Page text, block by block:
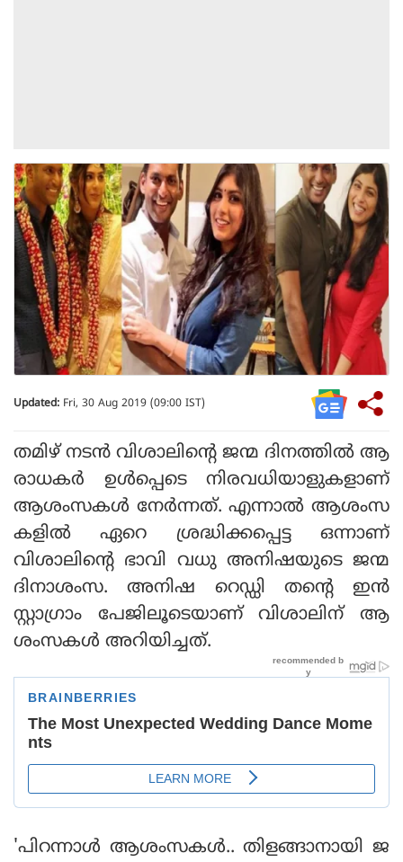
Updated: Fri, 30 Aug 2019 (09:00 IST)
തമിഴ് നടൻ വിശാലിന്റെ ജന്മ ദിനത്തിൽ ആ
രാധകർ ഉൾപ്പെടെ നിരവധിയാളുകളാണ്
ആശംസകൾ നേർന്നത്. എന്നാൽ ആശംസ
കളിൽ ഏറെ ശ്രദ്ധിക്കപ്പെട്ട ഒന്നാണ്
വിശാലിന്റെ ഭാവി വധു അനിഷയുടെ ജന്മ
ദിനാശംസ. അനിഷ റെഡ്ഡി തന്റെ ഇൻ
സ്റ്റാഗ്രാം പേജിലൂടെയാണ് വിശാലിന് ആ
ശംസകൾ അറിയിച്ചത്.
'പിറന്നാൾ ആശംസകൾ.. തിളങ്ങാനായി ജ